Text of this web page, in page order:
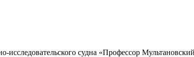
исследовательского судна «Профессор